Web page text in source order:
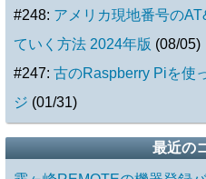
#248: アメリカ現地番号の
ていく方法 2024年版 (08/05)
#247: 古のRaspberry Piを使
ジ (01/31)
最近の